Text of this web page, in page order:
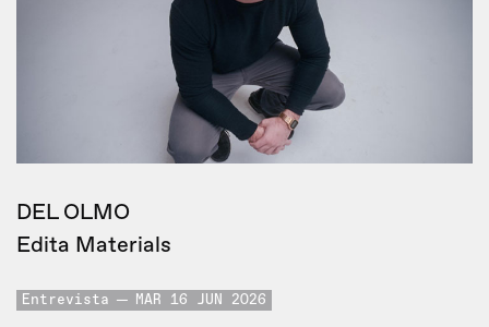
DEL OLMO
Edita Materials
Entrevista MAR 16 JUN 2026